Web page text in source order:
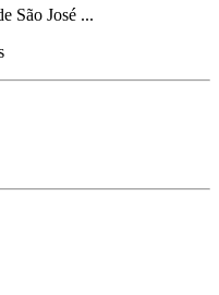
São José ...